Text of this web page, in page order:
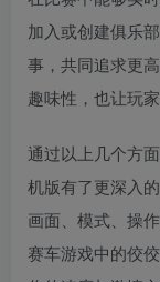
加入或创建俱乐
事，共同追求更
趣味性，也让玩
通过以上几个方
机版有了更深入
画面、模式、操
赛车游戏中的佼